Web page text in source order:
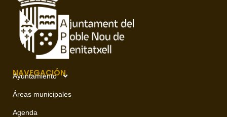
NAVEGACIÓN
Ayuntamiento
Áreas municipales
Agenda